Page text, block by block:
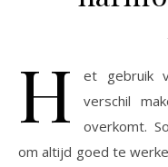
H
et gebruik
verschil
overkomt.
om altijd goed te